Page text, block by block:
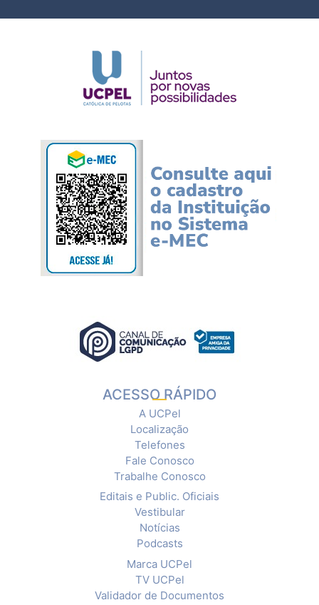
ACESSO RÁPIDO
A UCPel
Localização
Telefones
Fale Conosco
Trabalhe Conosco
Editais e Public. Oficiais
Vestibular
Notícias
Podcasts
Marca UCPel
TV UCPel
Validador de Documentos